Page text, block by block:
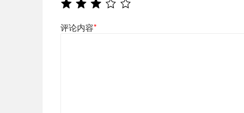
评论内容*